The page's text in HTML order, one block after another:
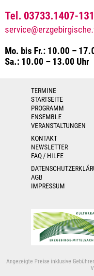
Tel. 03733.1407-131
Mo. bis Fr.: 10.00 –
Sa.: 10.00 – 13.00 Uhr
TERMINE
STARTSEITE
PROGRAMM
ENSEMBLE
VERANSTALTUNGEN
KONTAKT
NEWSLETTER
FAQ / HILFE
AGB
IMPRESSUM
Angezeigte Preise inklusive